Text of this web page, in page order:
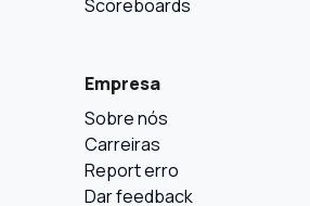
Scoreboards
Empresa
Sobre nós
Carreiras
Report erro
Dar feedback